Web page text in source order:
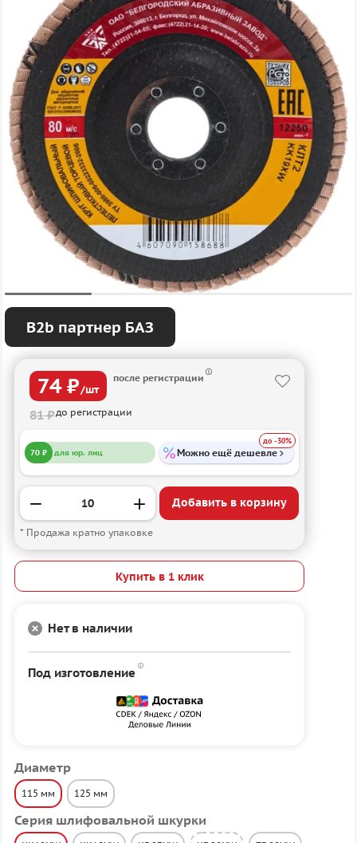
B2b партнер БАЗ
Диаметр
115 мм 125 мм
Серия шлифовальной шкурки
74 ₽/шт
после регистрации
81 ₽до регистрации
70 ₽ для юр. лиц Можно ещё дешевле
до -30%
Добавить в корзину
* Продажа кратно упаковке
Купить в 1 клик
Нет в наличии
Под изготовление